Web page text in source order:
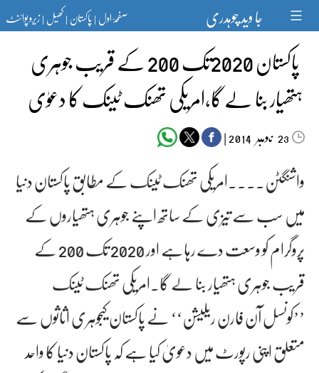
content جا وید چوہدری صفحۂ اول|پاکستان|کھیل|زیرو پوائنٹ
پاکستان 2020تک 200 کے قریب جوہری
ہتھیار بنا لے گا،امریکی تھنک ٹینک کا دعوٰی
23‬‮نومبر‬‮ |
واشنگٹن۔۔۔۔امریکی تھنک ٹینک کے مطابق پاکستان دنیا
میں سب سے تیزی کے ساتھ اپنے جوہری ہتھیاروں کے
پروگرام کو وسعت دے رہاہے اور 2020 تک 200 کے
قریب جوہری ہتھیار بنا لے گا۔امریکی تھنک ٹینک
’’کونسل آن فارن ریلیشن‘‘ نے پاکستان کیجوہری اثاثوں سے
متعلق اپنی رپورٹ میں دعویٰ کیا ہے کہ پاکستان دنیا کا واحد